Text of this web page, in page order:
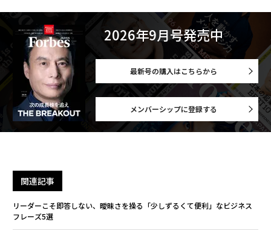
2026年9月号発売中
最新号の購入はこちらから
メンバーシップに登録する
関連記事
リーダーこそ即答しない、曖昧さを操る「少しずるくて便利」なビジネス
フレーズ5選